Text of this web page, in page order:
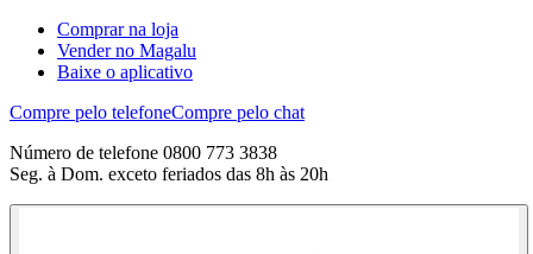
Comprar na loja
Vender no Magalu
Baixe o aplicativo
Compre pelo telefoneCompre pelo chat
Número de telefone 0800 773 3838
Seg. à Dom. exceto feriados das 8h às 20h